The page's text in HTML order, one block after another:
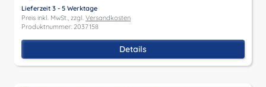
Lieferzeit 3 - 5 Werktage
Preis inkl. MwSt., zzgl. Versandkosten
Produktnummer: 2037158
Details